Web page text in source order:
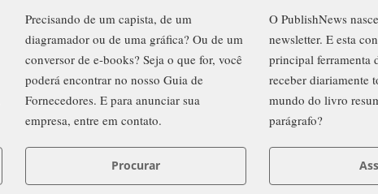
Precisando de um capista, de um
diagramador ou de uma gráfica? Ou de um
conversor de e-books? Seja o que for, você
poderá encontrar no nosso Guia de
Fornecedores. E para anunciar sua
empresa, entre em contato.
Procurar
O PublishNews
newsletter. E esta
principal ferramenta
receber diariamente
mundo do livro
parágrafo?